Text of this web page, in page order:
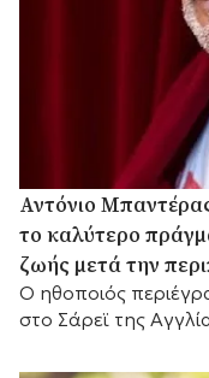
Αντόνιο
το καλύτερο
ζωής μετά την
Ο ηθοποιός περιέγραψε πως βρισκόταν στο σπίτι του
στο Σάρεϊ της